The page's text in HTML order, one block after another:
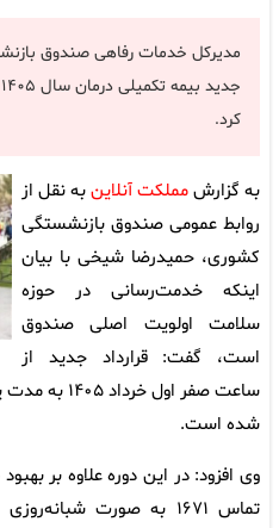
مدیرکل خدمات رفاهی صندوق
کرد.
به گزارشمملکت آنلاینبه نقل از
روابط عمومی صندوق بازنشستگی
کشوری، حمیدرضا شیخی با بیان
اینکه خدمت‌رسانی در حوزه
سلامت اولویت اصلی صندوق
است، گفت: قرارداد جدید از
ساعت صفر
شده است.
وی افزود: در این دوره علاوه بر
تماس ۱۶۷۱ به صورت